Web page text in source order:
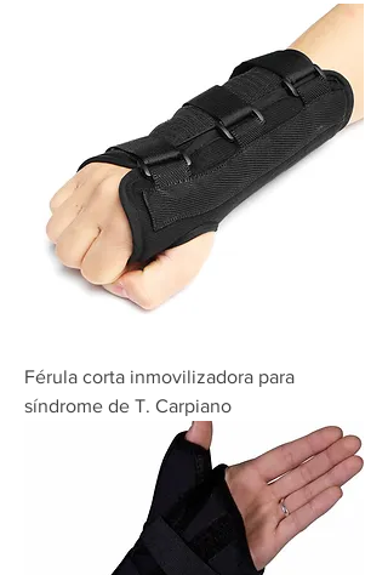
Férula corta inmovilizadora para
síndrome de T. Carpiano